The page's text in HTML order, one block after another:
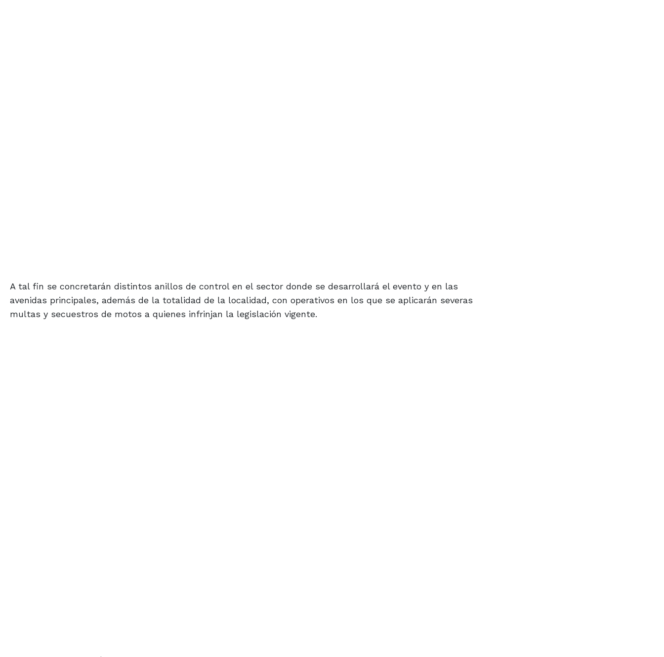
A tal fin se concretarán distintos anillos de control en el sector donde se desarrollará el evento y en las
avenidas principales, además de la totalidad de la localidad, con operativos en los que se aplicarán severas
multas y secuestros de motos a quienes infrinjan la legislación vigente.